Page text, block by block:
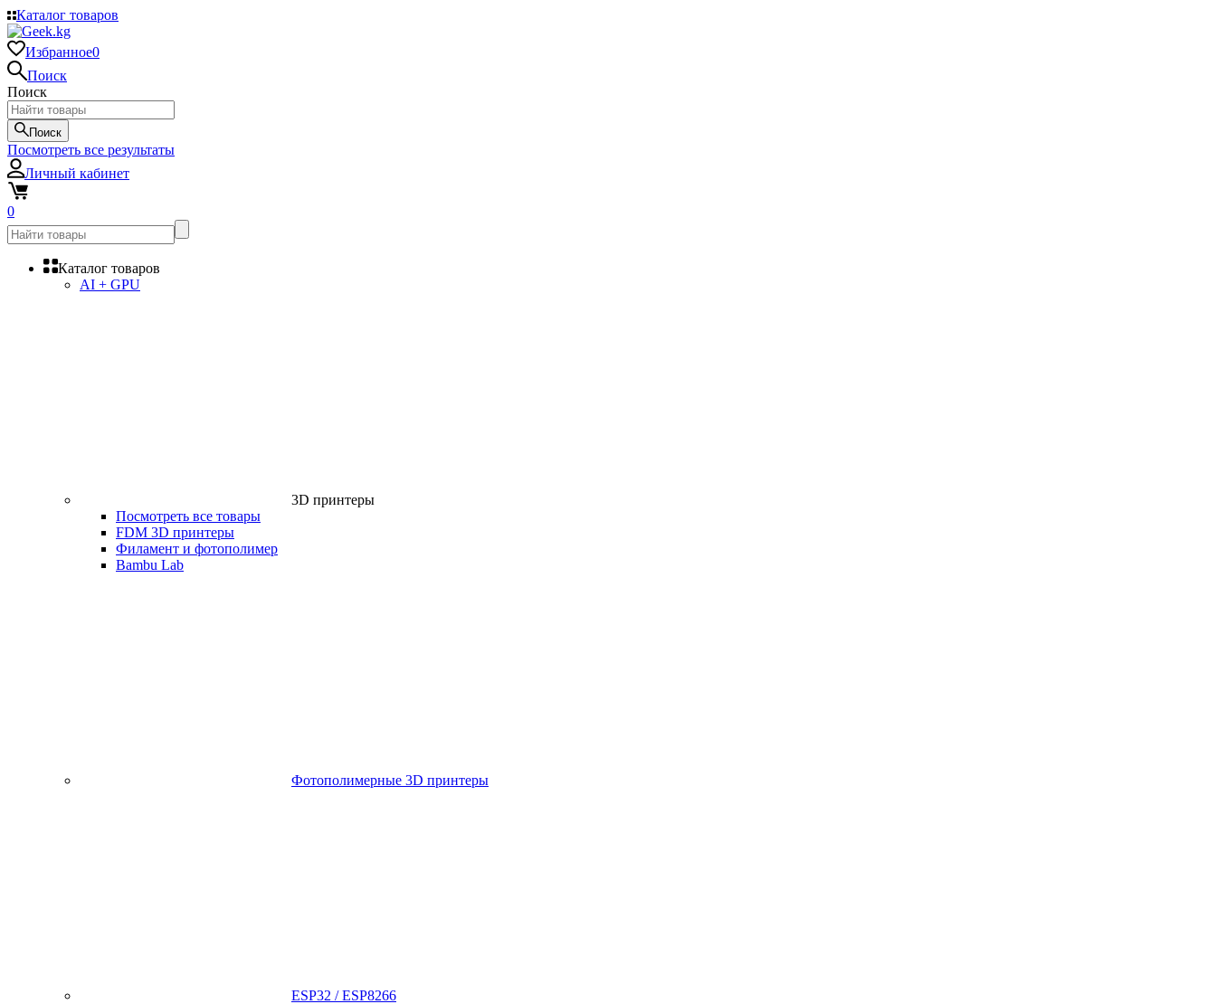
Каталог товаров
Избранное0
Поиск
Поиск
Поиск
Посмотреть все результаты
Личный кабинет
0
Каталог товаров
AI + GPU
3D принтеры
Посмотреть все товары
FDM 3D принтеры
Филамент и фотополимер
Bambu Lab
Фотополимерные 3D принтеры
ESP32 / ESP8266